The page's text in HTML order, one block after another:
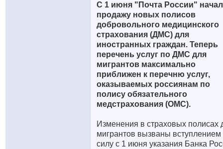
С 1 июня "Почта России"
продажу новых полисов
добровольного медицинского
страхования (ДМС) для
иностранных граждан. Теперь
перечень услуг по ДМС для
мигрантов максимально
приближен к перечню услуг,
оказываемых россиянам по
полису обязательного
медстрахования (ОМС).
Изменения в страховых полисах
мигрантов вызваны вступлением
силу с 1 июня указания Банка